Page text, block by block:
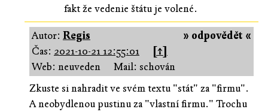
fakt že vedenie štátu je volené.
» odpovědět «
Autor: Regis
Čas: 2021-10-21 12:55:01
[↑]
Web: neuveden
Mail: schován
Zkuste si nahradit ve svém textu "stát" za "firmu".
A neobydlenou pustinu za "vlastní firmu." Trochu